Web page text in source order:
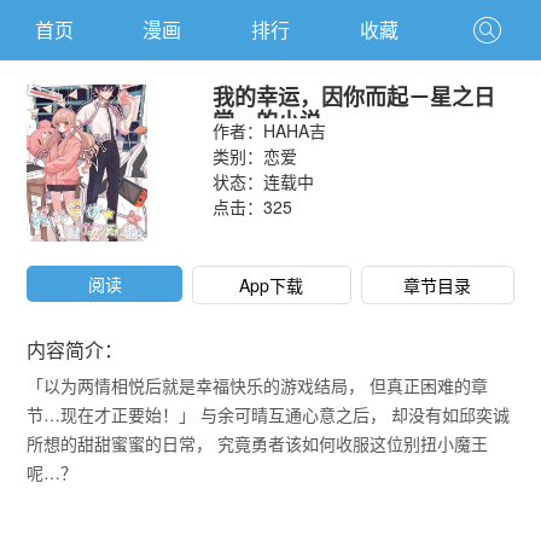
首页 漫画 排行 收藏
我的幸运，因你而起－星之日
常－的小说
作者： HAHA吉
类别： 恋爱
状态：连载中
点击： 325
阅读 App下载 章节目录
内容简介：
「以为两情相悦后就是幸福快乐的游戏结局， 但真正困难的章
节…现在才正要始！」 与余可晴互通心意之后， 却没有如邱奕诚
所想的甜甜蜜蜜的日常， 究竟勇者该如何收服这位别扭小魔王
呢…？